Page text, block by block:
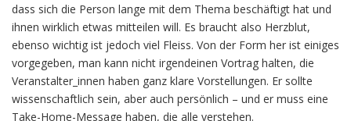
dass sich die Person lange mit dem Thema beschäftigt hat und
ihnen wirklich etwas mitteilen will. Es braucht also Herzblut,
ebenso wichtig ist jedoch viel Fleiss. Von der Form her ist einiges
vorgegeben, man kann nicht irgendeinen Vortrag halten, die
Veranstalter_innen haben ganz klare Vorstellungen. Er sollte
wissenschaftlich sein, aber auch persönlich – und er muss eine
Take-Home-Message haben, die alle verstehen.